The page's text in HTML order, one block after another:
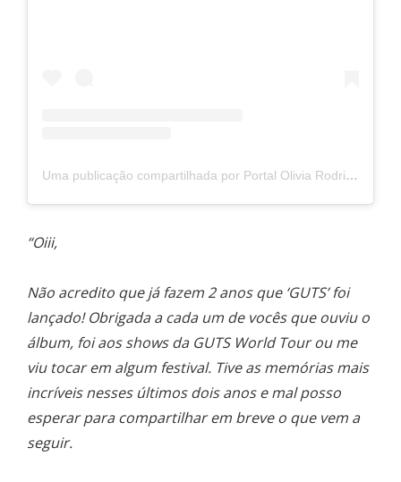
Uma publicação compartilhada por Portal Olivia Rodrigo Brasil (@portaloliviardbr)
“Oiii,
Não acredito que já fazem 2 anos que ‘GUTS’ foi
lançado! Obrigada a cada um de vocês que ouviu o
álbum, foi aos shows da GUTS World Tour ou me
viu tocar em algum festival. Tive as memórias mais
incríveis nesses últimos dois anos e mal posso
esperar para compartilhar em breve o que vem a
seguir.